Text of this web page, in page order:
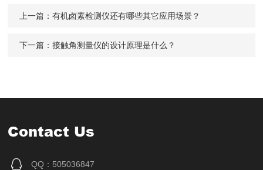
上一篇：有机卤素检测仪还有哪些其它应用场景？
下一篇：接触角测量仪的设计原理是什么？
Contact Us
QQ：505036847